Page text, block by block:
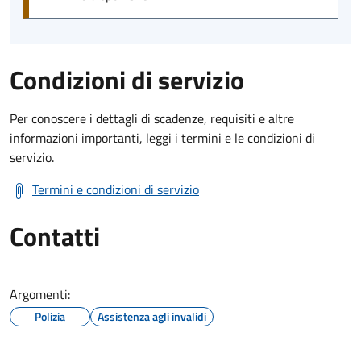
Condizioni di servizio
Per conoscere i dettagli di scadenze, requisiti e altre
informazioni importanti, leggi i termini e le condizioni di
servizio.
Termini e condizioni di servizio
Contatti
Argomenti:
Polizia Assistenza agli invalidi